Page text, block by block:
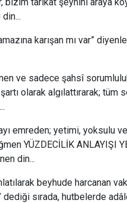
karışan mı var”
ve sadece şahsî
olarak algılattırarak; tüm
yetimi, yoksulu ve
YÜZDECİLİK ANLAYIŞI
din...
beyhude harcanan
dediği sırada, hutbelerde